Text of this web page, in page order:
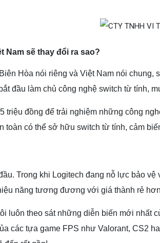
Nam sẽ thay đổi ra sao?
Hòa nói riêng và Việt Nam nói
đầu làm chủ công nghệ switch từ tính,
triệu đồng để trải nghiệm những công
toàn có thể sở hữu switch từ tính, cảm
Trong khi Logitech đang nỗ lực bảo
năng tương đương với giá thành rẻ
luôn theo sát những diễn biến mới nhất
các tựa game FPS như Valorant, CS2